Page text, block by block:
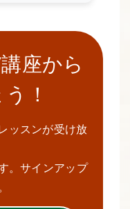
座から
！
ッスンが受け放
。サインアップ